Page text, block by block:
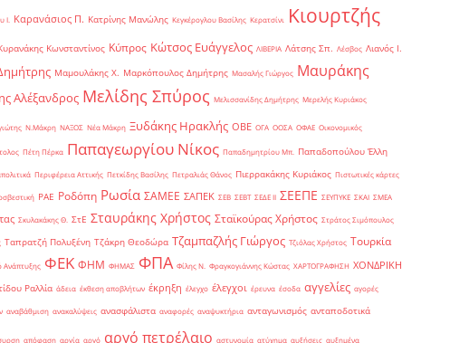
Ι. Καρανάσιος Π. Κατρίνης Μανώλης Κεγκέρογλου Βασίλης Κερατσίνι
Κιουρτζής
Κωνσταντίνος Κύπρος Κώτσος Ευάγγελος ΛΙΒΕΡΙΑ Λάτσης Σπ. Λέσβος Λιανός Ι.
Μαμουλάκης Χ. Μαρκόπουλος Δημήτρης Μασαλής Γιώργος Μαυράκης
Αλέξανδρος Μελίδης Σπύρος Μελισσανίδης Δημήτρης Μερελής Κυριάκος
Ν.Μάκρη ΝΑΞΟΣ Νέα Μάκρη Ξυδάκης Ηρακλής ΟΒΕ ΟΓΑ ΟΟΣΑ ΟΦΑΕ Οικονομικός
Πέτη Πέρκα Παπαγεωργίου Νίκος Παπαδημητρίου Μπ. Παπαδοπούλου Έλλη
Περιφέρεια Αττικής Πετκίδης Βασίλης Πετραλιάς Θάνος Πιερρακάκης Κυριάκος Πιστωτικές κάρτες
ΡΑΕ Ροδόπη Ρωσία ΣΑΜΕΕ ΣΑΠΕΚ ΣΕΒ ΣΕΒΤ ΣΕΔΕ ΙΙ ΣΕΕΠΕ ΣΕΥΠΥΚΕ ΣΚΑΙ ΣΜΕΑ
Σκυλακάκης Θ. ΣτΕ Σταυράκης Χρήστος Σταϊκούρας Χρήστος Στράτος Σιμόπουλος
Ταπρατζή Πολυξένη Τζάκρη Θεοδώρα Τζαμπαζλής Γιώργος Τζιόλας Χρήστος Τουρκία
Ανάπτυξης ΦΕΚ ΦΗΜ ΦΗΜΑΣ ΦΠΑ Φίλης Ν. Φραγκογιάννης Κώστας ΧΑΡΤΟΓΡΑΦΗΣΗ ΧΟΝΔΡΙΚΗ
Ραλλία άδεια έκθεση αποβλήτων έκρηξη έλεγχο έλεγχοι έρευνα έσοδα αγγελίες αγορές
αναβάθμιση ανακαλύψεις ανασφάλιστα αναφορές αναψυκτήρια ανταγωνισμός ανταποδοτικά
απόφαση αργία αργό αργό πετρέλαιο αστυνομία ατύχημα αυξήσεις αυξημένα